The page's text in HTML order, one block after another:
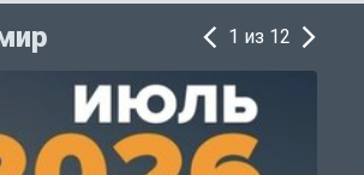
1 из 12